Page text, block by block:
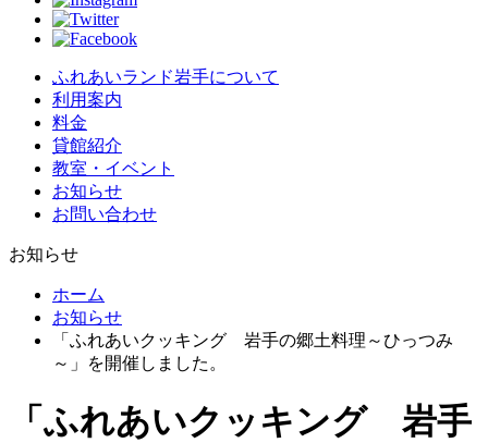
ふれあいランド岩手について
利用案内
料金
貸館紹介
教室・イベント
お知らせ
お問い合わせ
お知らせ
ホーム
お知らせ
「ふれあいクッキング 岩手の郷土料理～ひっつみ
～」を開催しました。
「ふれあいクッキング 岩手